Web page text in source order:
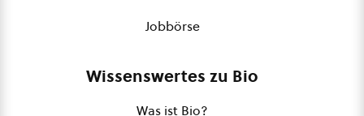
Jobbörse
Wissenswertes zu Bio
Was ist Bio?